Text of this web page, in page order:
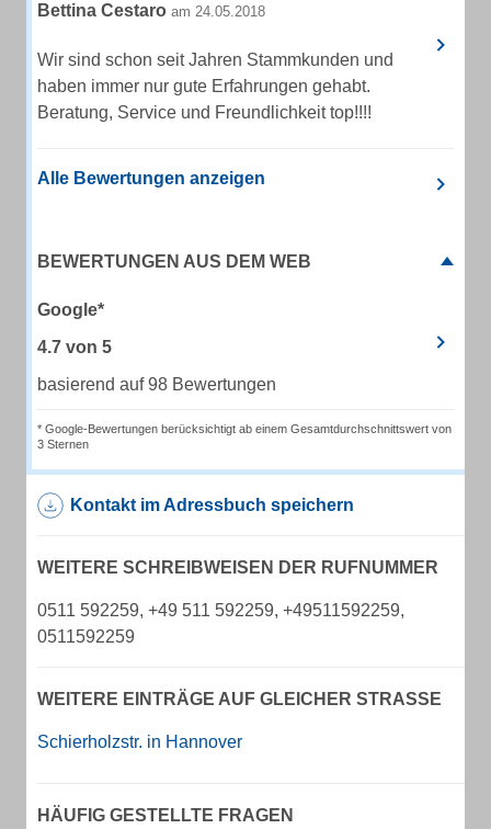
Bettina Cestaro am 24.05.2018
Wir sind schon seit Jahren Stammkunden und
haben immer nur gute Erfahrungen gehabt.
Beratung, Service und Freundlichkeit top!!!!
Alle Bewertungen anzeigen
BEWERTUNGEN AUS DEM WEB
Google*
4.7 von 5
basierend auf 98 Bewertungen
* Google-Bewertungen berücksichtigt ab einem Gesamtdurchschnittswert von
3 Sternen
Kontakt im Adressbuch speichern
WEITERE SCHREIBWEISEN DER RUFNUMMER
0511 592259, +49 511 592259, +49511592259,
0511592259
WEITERE EINTRÄGE AUF GLEICHER STRASSE
Schierholzstr. in Hannover
HÄUFIG GESTELLTE FRAGEN